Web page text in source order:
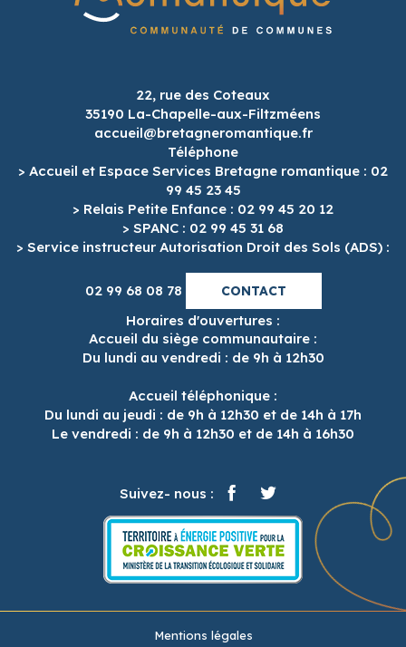
22, rue des Coteaux
35190 La-Chapelle-aux-Filtzméens
accueil@bretagneromantique.fr
Téléphone
> Accueil et Espace Services Bretagne romantique : 02
99 45 23 45
> Relais Petite Enfance : 02 99 45 20 12
> SPANC : 02 99 45 31 68
> Service instructeur Autorisation Droit des Sols (ADS) :
02 99 68 08 78 CONTACT
Horaires d'ouvertures :
Accueil du siège communautaire :
Du lundi au vendredi : de 9h à 12h30
Accueil téléphonique :
Du lundi au jeudi : de 9h à 12h30 et de 14h à 17h
Le vendredi : de 9h à 12h30 et de 14h à 16h30
Suivez- nous :
Mentions légales